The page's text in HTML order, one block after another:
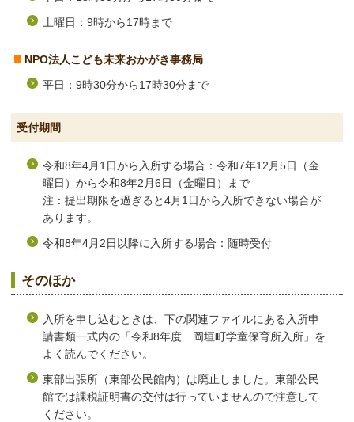
土曜日：9時から17時まで
NPO法人こども未来おかがき事務局
平日：9時30分から17時30分まで
受付期間
令和8年4月1日から入所する場合：令和7年12月5日（金
曜日）から令和8年2月6日（金曜日）まで
注：提出期限を過ぎると4月1日から入所できない場合が
あります。
令和8年4月2日以降に入所する場合：随時受付
そのほか
入所を申し込むときは、下の関連ファイルにある入所申
請書類一式内の「令和8年度 岡垣町学童保育所入所」を
よく読んでください。
東部出張所（東部公民館内）は廃止しました。東部公民
館では課税証明書の交付は行っていませんので注意して
ください。